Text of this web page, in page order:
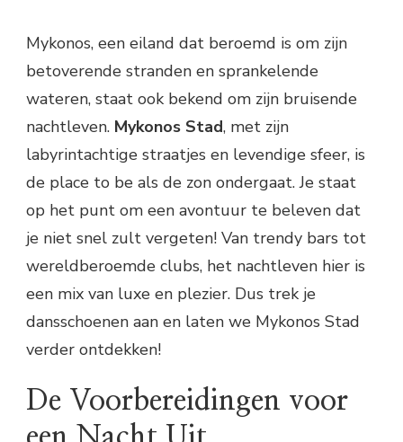
Mykonos, een eiland dat beroemd is om zijn
betoverende stranden en sprankelende
wateren, staat ook bekend om zijn bruisende
nachtleven. Mykonos Stad, met zijn
labyrintachtige straatjes en levendige sfeer, is
de place to be als de zon ondergaat. Je staat
op het punt om een avontuur te beleven dat
je niet snel zult vergeten! Van trendy bars tot
wereldberoemde clubs, het nachtleven hier is
een mix van luxe en plezier. Dus trek je
dansschoenen aan en laten we Mykonos Stad
verder ontdekken!
De Voorbereidingen voor